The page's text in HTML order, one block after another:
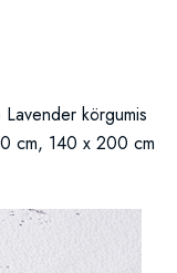
körgumis
cm, 140 x 200 cm